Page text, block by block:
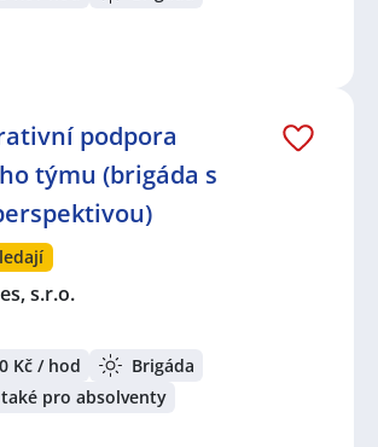
podpora
týmu (brigáda s
s.r.o.
Kč / hod
Brigáda
pro absolventy